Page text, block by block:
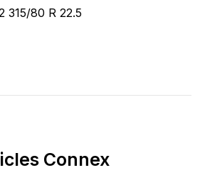
315/80 R 22.5
Connex